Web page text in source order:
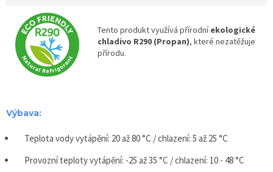
Tento produkt využívá přírodníekologické
chladivo R290 (Propan), které nezatěžuje
přírodu.
Výbava:
Teplota vody vytápění: 20 až 80 °C / chlazení: 5 až 25 °C
Provozní teploty vytápění: -25 až 35 °C / chlazení: 10 - 48 °C